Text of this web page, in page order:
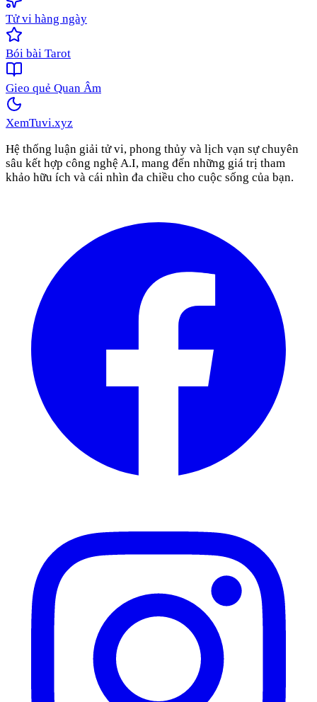
Tử vi hàng ngày
Bói bài Tarot
Gieo quẻ Quan Âm
XemTuvi.xyz
Hệ thống luận giải tử vi, phong thủy và lịch vạn sự chuyên
sâu kết hợp công nghệ A.I, mang đến những giá trị tham
khảo hữu ích và cái nhìn đa chiều cho cuộc sống của bạn.